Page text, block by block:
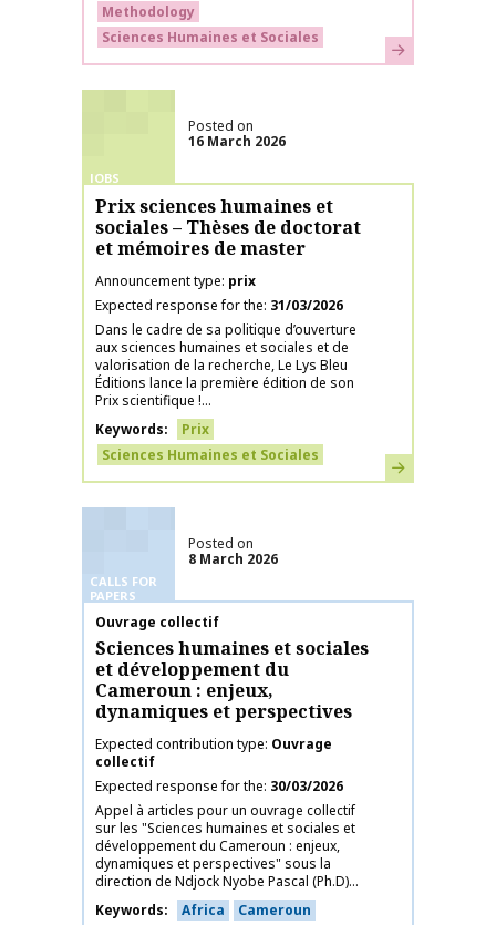
Methodology
Sciences Humaines et Sociales
Learn more
JOBS
Posted on
16 March 2026
Prix sciences humaines et
sociales – Thèses de doctorat
et mémoires de master
Announcement type prix
Expected response for the 31/03/2026
Dans le cadre de sa politique d’ouverture
aux sciences humaines et sociales et de
valorisation de la recherche, Le Lys Bleu
Éditions lance la première édition de son
Prix scientifique !...
Keywords
Prix
Sciences Humaines et Sociales
Learn more
CALLS FOR
PAPERS
Posted on
8 March 2026
Publication name
Ouvrage collectif
Sciences humaines et sociales
et développement du
Cameroun : enjeux,
dynamiques et perspectives
Expected contribution type Ouvrage
collectif
Expected response for the 30/03/2026
Appel à articles pour un ouvrage collectif
sur les "Sciences humaines et sociales et
développement du Cameroun : enjeux,
dynamiques et perspectives" sous la
direction de Ndjock Nyobe Pascal (Ph.D)...
Keywords
Africa
Cameroun